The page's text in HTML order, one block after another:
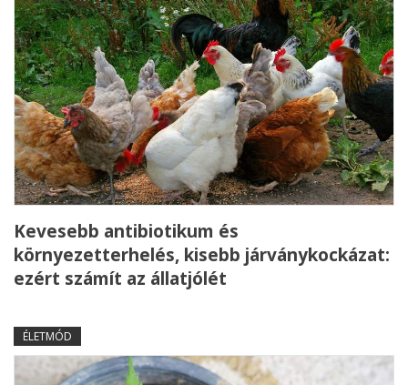
Kevesebb antibiotikum és
környezetterhelés, kisebb járványkockázat:
ezért számít az állatjólét
ÉLETMÓD